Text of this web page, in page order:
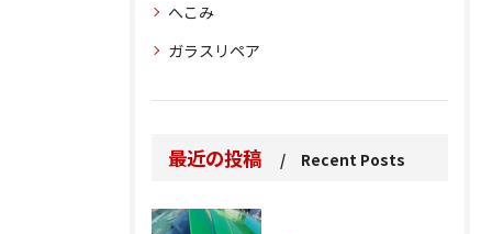
へこみ
ガラスリペア
最近の投稿 Recent Posts